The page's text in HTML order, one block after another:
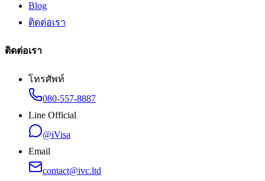
Blog
ติดต่อเรา
ติดต่อเรา
โทรศัพท์
080-557-8887
Line Official
@iVisa
Email
contact@ivc.ltd